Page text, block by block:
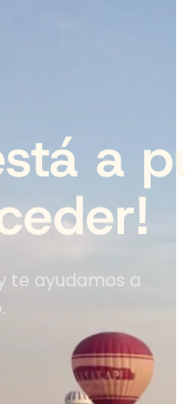
a
te ayudamos a